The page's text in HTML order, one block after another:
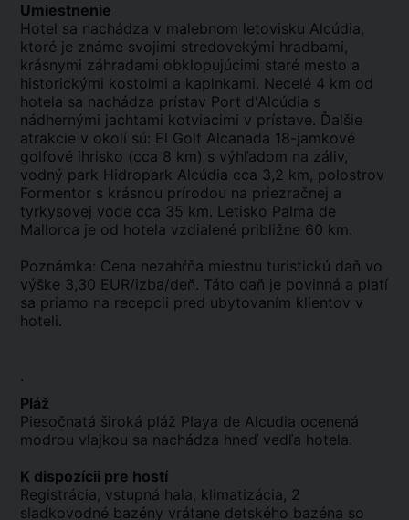
Umiestnenie
Hotel sa nachádza v malebnom letovisku Alcúdia,
ktoré je známe svojimi stredovekými hradbami,
krásnymi záhradami obklopujúcimi staré mesto a
historickými kostolmi a kaplnkami. Necelé 4 km od
hotela sa nachádza prístav Port d'Alcúdia s
nádhernými jachtami kotviacimi v prístave. Ďalšie
atrakcie v okolí sú: El Golf Alcanada 18-jamkové
golfové ihrisko (cca 8 km) s výhľadom na záliv,
vodný park Hidropark Alcúdia cca 3,2 km, polostrov
Formentor s krásnou prírodou na priezračnej a
tyrkysovej vode cca 35 km. Letisko Palma de
Mallorca je od hotela vzdialené približne 60 km.
Poznámka: Cena nezahŕňa miestnu turistickú daň vo
výške 3,30 EUR/izba/deň. Táto daň je povinná a platí
sa priamo na recepcii pred ubytovaním klientov v
hoteli.
.
Pláž
Piesočnatá široká pláž Playa de Alcudia ocenená
modrou vlajkou sa nachádza hneď vedľa hotela.
K dispozícii pre hostí
Registrácia, vstupná hala, klimatizácia, 2
sladkovodné bazény vrátane detského bazéna so